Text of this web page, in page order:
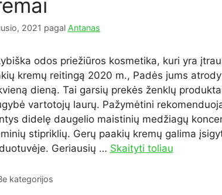
2021 pagal Antanas
odos priežiūros kosmetika, kuri yra
kremų reitingą 2020 m., Padės jums
dieną. Tai garsių prekės ženklų
vartotojų laurų. Pažymėtini
didelę daugelio maistinių medžiagų
stipriklių. Gerų paakių kremų galima
Geriausių … Skaityti toliau
kategorijos